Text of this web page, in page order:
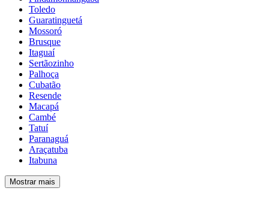
Toledo
Guaratinguetá
Mossoró
Brusque
Itaguaí
Sertãozinho
Palhoça
Cubatão
Resende
Macapá
Cambé
Tatuí
Paranaguá
Araçatuba
Itabuna
Mostrar mais